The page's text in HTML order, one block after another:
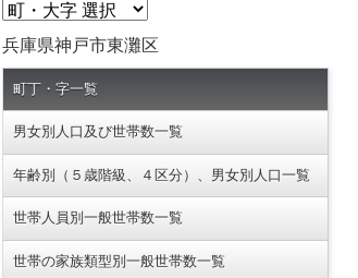
兵庫県神戸市東灘区
町丁・字一覧
男女別人口及び世帯数一覧
年齢別（５歳階級、４区分）、男女別人口一覧
世帯人員別一般世帯数一覧
世帯の家族類型別一般世帯数一覧